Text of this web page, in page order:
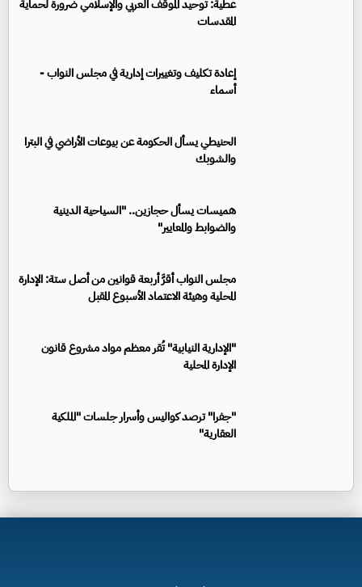
عطية: توحيد الموقف العربي والإسلامي ضرورة لحماية
المقدسات
إعادة تكليف وتغييرات إدارية في مجلس النواب -
أسماء
الحنيطي يسأل الحكومة عن بيوعات الأراضي في البترا
والشوبك
هميسات يسأل حجازين.. "السياحية الدينية
والضوابط والمعايير"
مجلس النواب أقرَّ أربعة قوانين من أصل ستة: الإدارة
المحلية وهيئة الاعتماد الأسبوع المقبل
"الإدارية النيابية" تُقر معظم مواد مشروع قانون
الإدارة المحلية
"جفرا" ترصد كواليس وأسرار جلسات "الملكية
العقارية"